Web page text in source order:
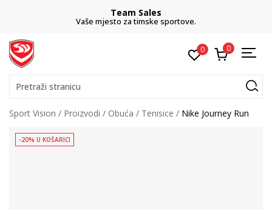
Team Sales
Vaše mjesto za timske sportove.
0 0
Pretraži stranicu
Sport Vision Proizvodi Obuća Tenisice Nike Journey Run
-20% U KOŠARICI